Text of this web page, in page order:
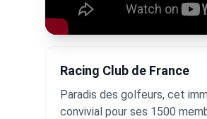
Racing Club de France
Paradis des golfeurs, cet
convivial pour ses 1500